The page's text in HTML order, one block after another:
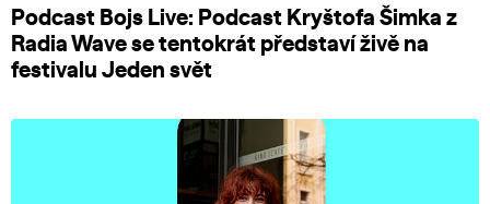
Podcast Bojs Live: Podcast Kryštofa Šimka z
Radia Wave se tentokrát představí živě na
festivalu Jeden svět